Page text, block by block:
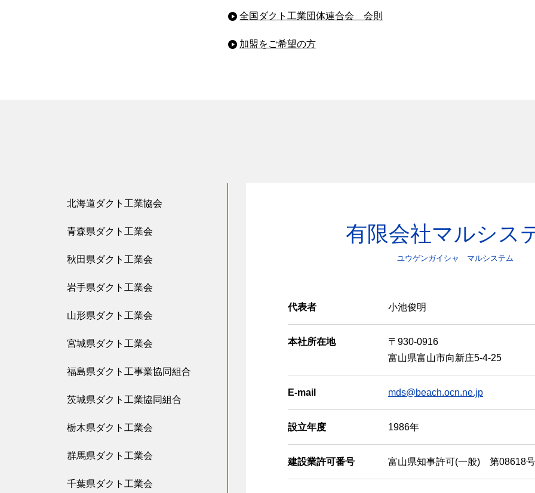
全国ダクト工業団体連合会 会則
加盟をご希望の方
北海道ダクト工業協会
青森県ダクト工業会
秋田県ダクト工業会
岩手県ダクト工業会
山形県ダクト工業会
宮城県ダクト工業会
福島県ダクト工事業協同組合
茨城県ダクト工業協同組合
栃木県ダクト工業会
群馬県ダクト工業会
千葉県ダクト工業会
有限会社マルシス
ユウゲンガイシャ マルシステム
代表者 小池俊明
本社所在地
〒930-0916
富山県富山市向新庄5-4-25
E-mail mds@beach.ocn.ne.jp
設立年度 1986年
建設業許可番号 富山県知事許可(一般) 第08618号